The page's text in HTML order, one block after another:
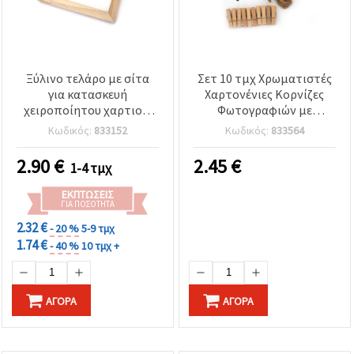
Ξύλινο τελάρο με σίτα
για κατασκευή
χειροποίητου χαρτιού,
200x200 mm
Κωδικός: 833152
2.90€ 1-4 τμχ
ΕΚΠΤΏΣΕΙΣ
ΓΙΑ ΠΟΣΌΤΗΤΑ
2.32 €- 20 %5-9 τμχ
1.74 €- 40 %10 τμχ +
ΑΓΟΡΆ
Σετ 10 τμχ Χρωματιστές
Χαρτονένιες Κορνίζες
Φωτογραφιών με
Διακοσμητικά
Μανταλάκια και Σχοινί
Γιούτας, Εξωτερικές
Διαστάσεις 104x120 mm,
Κωδικός: 833564
2.45€
ΑΓΟΡΆ